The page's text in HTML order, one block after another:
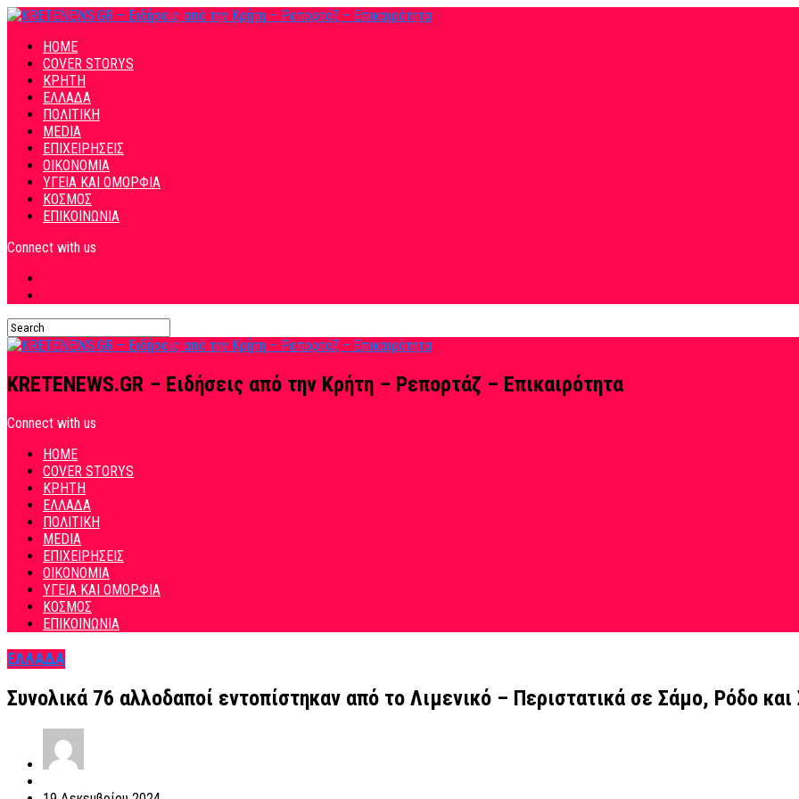
HOME
COVER STORYS
ΚΡΗΤΗ
ΕΛΛΑΔΑ
ΠΟΛΙΤΙΚΗ
MEDIA
ΕΠΙΧΕΙΡΗΣΕΙΣ
ΟΙΚΟΝΟΜΙΑ
ΥΓΕΙΑ ΚΑΙ ΟΜΟΡΦΙΑ
ΚΟΣΜΟΣ
ΕΠΙΚΟΙΝΩΝΙΑ
Connect with us
KRETENEWS.GR – Ειδήσεις από την Κρήτη – Ρεπορτάζ – Επικαιρότητα
Connect with us
HOME
COVER STORYS
ΚΡΗΤΗ
ΕΛΛΑΔΑ
ΠΟΛΙΤΙΚΗ
MEDIA
ΕΠΙΧΕΙΡΗΣΕΙΣ
ΟΙΚΟΝΟΜΙΑ
ΥΓΕΙΑ ΚΑΙ ΟΜΟΡΦΙΑ
ΚΟΣΜΟΣ
ΕΠΙΚΟΙΝΩΝΙΑ
ΕΛΛΑΔΑ
Συνολικά 76 αλλοδαποί εντοπίστηκαν από το Λιμενικό – Περιστατικά σε Σάμο, Ρόδο και